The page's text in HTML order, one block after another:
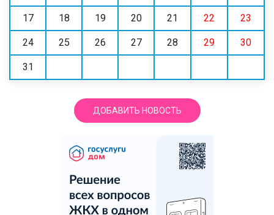
17 18 19 20 21 22 23
24 25 26 27 28 29 30
31
ДОБАВИТЬ НОВОСТЬ